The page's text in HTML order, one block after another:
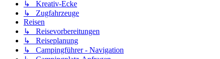
↳ Kreativ-Ecke
↳ Zugfahrzeuge
Reisen
↳ Reisevorbereitungen
↳ Reiseplanung
↳ Campingführer - Navigation